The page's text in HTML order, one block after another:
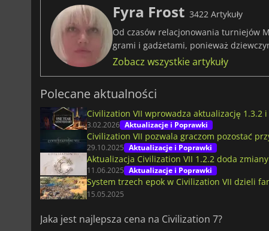
Fyra Frost 3422 Artykuły
Od czasów relacjonowania turniejów
grami i gadżetami, ponieważ
Zobacz wszystkie artykuły
Polecane aktualności
Civilization VII wprowadza aktualizację 1.3.2
3.02.2026 Aktualizacje i Poprawki
Civilization VII pozwala graczom pozostać
29.10.2025 Aktualizacje i Poprawki
Aktualizacja Civilization VII 1.2.2 doda
11.06.2025 Aktualizacje i Poprawki
System trzech epok w Civilization VII dzieli
15.05.2025
Jaka jest najlepsza cena na Civilization 7?